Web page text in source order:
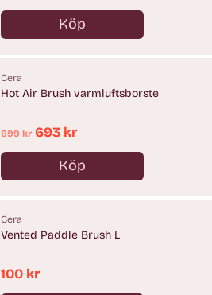
pris
Köp
Antal
Cera
Hot Air Brush varmluftsborste
Ordinarie
pris
699 kr 693 kr
Köp
Antal
Cera
Vented Paddle Brush L
100 kr